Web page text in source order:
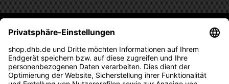
ABONNIEREN SIE DEN KOSTENLOSEN DHB-FANSHOP
NEWSLETTER UND VERPASSEN SIE KEINE NEUIGKEIT ODER
AKTION MEHR.
ANMELDEN